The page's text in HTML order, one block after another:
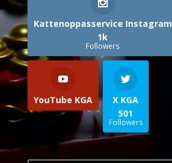
Kattenoppasservice Instagram
1k
Followers
YouTube KGA
X KGA
501
Followers